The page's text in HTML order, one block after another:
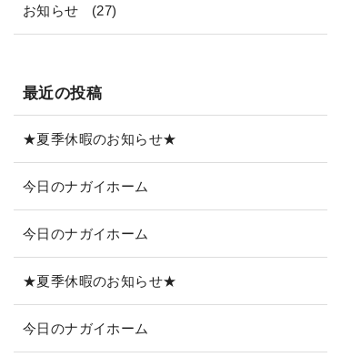
お知らせ (27)
最近の投稿
★夏季休暇のお知らせ★
今日のナガイホーム
今日のナガイホーム
★夏季休暇のお知らせ★
今日のナガイホーム